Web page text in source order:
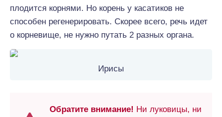
плодится корнями. Но корень у касатиков не
способен регенерировать. Скорее всего, речь идет
о корневище, не нужно путать 2 разных органа.
Ирисы
Обратите внимание! Ни луковицы, ни